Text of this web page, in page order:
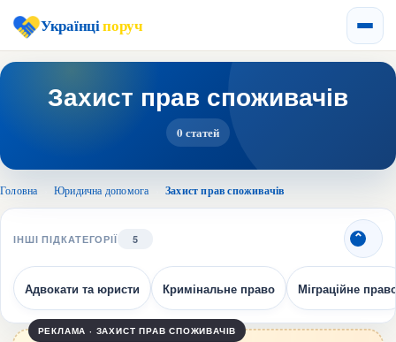
Українціпоруч
Захист прав споживачів
0 статей
Головна Юридична допомога Захист прав споживачів
ІНШІ ПІДКАТЕГОРІЇ 5
Адвокати та юристи Кримінальне право Міграційне
РЕКЛАМА · ЗАХИСТ ПРАВ СПОЖИВАЧІВ